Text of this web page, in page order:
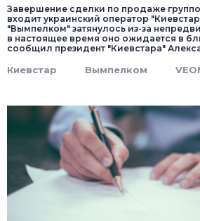
Завершение сделки по продаже
входит украинский оператор
"Вымпелком" затянулось из-за
в настоящее время оно ожидается в
сообщил президент "Киевстара"
Киевстар Вымпелком